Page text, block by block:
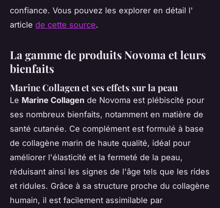
confiance. Vous pouvez les explorer en détail l'
article de cette source.
La gamme de produits Novoma et leurs
bienfaits
Marine Collagen et ses effets sur la peau
Le Marine Collagen de Novoma est plébiscité pour
ses nombreux bienfaits, notamment en matière de
santé cutanée. Ce complément est formulé à base
de collagène marin de haute qualité, idéal pour
améliorer l'élasticité et la fermeté de la peau,
réduisant ainsi les signes de l'âge tels que les rides
et ridules. Grâce à sa structure proche du collagène
humain, il est facilement assimilable par